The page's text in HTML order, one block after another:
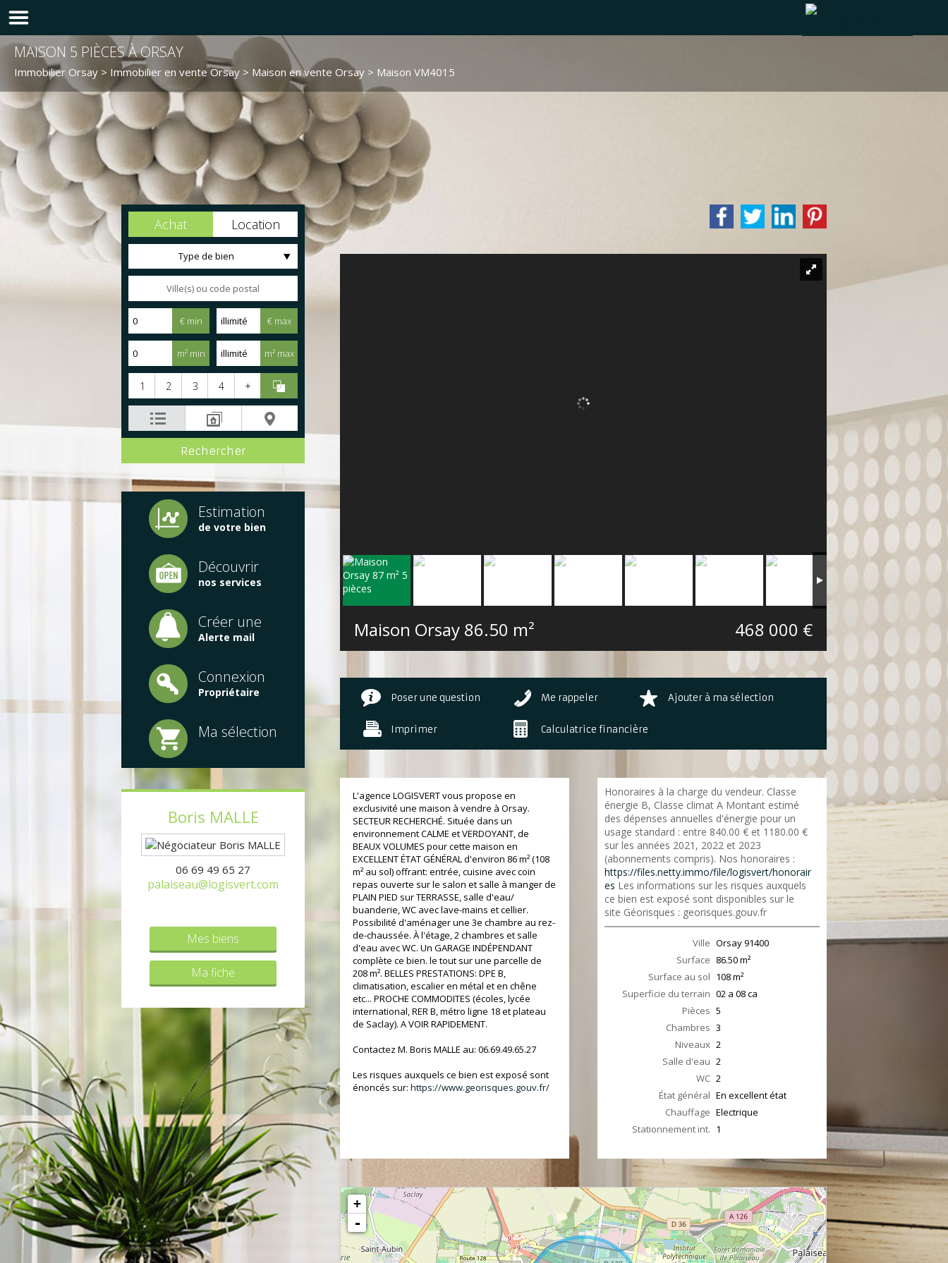
MAISON 5 PIÈCES À ORSAY
Immobilier Orsay > Immobilier en vente Orsay > Maison en vente Orsay > Maison VM4015
Achat Location
Type de bien
€ min € max
m² min m² max
1 2 3 4 +
Estimation
de votre bien
Découvrir
nos services
Créer une
Alerte mail
Connexion
Propriétaire
Ma sélection
Boris MALLE
06 69 49 65 27
palaiseau@logisvert.com
Mes biens
Ma fiche
Maison Orsay 86.50 m² 468 000 €
Poser une question Me rappeler Ajouter à ma sélection
Imprimer Calculatrice financière
L'agence LOGISVERT vous propose en
exclusivité une maison à vendre à Orsay.
SECTEUR RECHERCHÉ. Située dans un
environnement CALME et VERDOYANT, de
BEAUX VOLUMES pour cette maison en
EXCELLENT ÉTAT GÉNÉRAL d'environ 86 m² (108
m² au sol) offrant: entrée, cuisine avec coin
repas ouverte sur le salon et salle à manger de
PLAIN PIED sur TERRASSE, salle d'eau/
buanderie, WC avec lave-mains et cellier.
Possibilité d'aménager une 3e chambre au rez-
de-chaussée. À l'étage, 2 chambres et salle
d'eau avec WC. Un GARAGE INDÉPENDANT
complète ce bien. le tout sur une parcelle de
208 m². BELLES PRESTATIONS: DPE B,
climatisation, escalier en métal et en chêne
etc... PROCHE COMMODITES (écoles, lycée
international, RER B, métro ligne 18 et plateau
de Saclay). A VOIR RAPIDEMENT.
Contactez M. Boris MALLE au: 06.69.49.65.27
Les risques auxquels ce bien est exposé sont
énoncés sur: https://www.georisques.gouv.fr/
Honoraires à la charge du vendeur. Classe
énergie B, Classe climat A Montant estimé
des dépenses annuelles d'énergie pour un
usage standard : entre 840.00 € et 1180.00 €
sur les années 2021, 2022 et 2023
(abonnements compris). Nos honoraires :
https://files.netty.immo/file/logisvert/honorair
es Les informations sur les risques auxquels
ce bien est exposé sont disponibles sur le
site Géorisques : georisques.gouv.fr
Ville Orsay91400
Surface 86.50m²
Surface au sol 108m²
Superficie du terrain 02 a 08 ca
Pièces 5
Chambres 3
Niveaux 2
Salle d'eau 2
WC 2
État général En excellent état
Chauffage Electrique
Stationnement int. 1
+
-